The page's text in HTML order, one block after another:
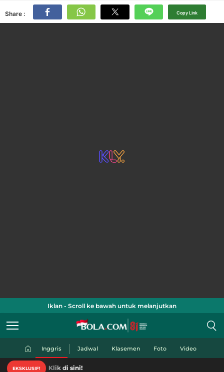
Share : Copy Link
Iklan - Scroll ke bawah untuk melanjutkan
Inggris Jadwal Klasemen Foto Video
EKSKLUSIF!